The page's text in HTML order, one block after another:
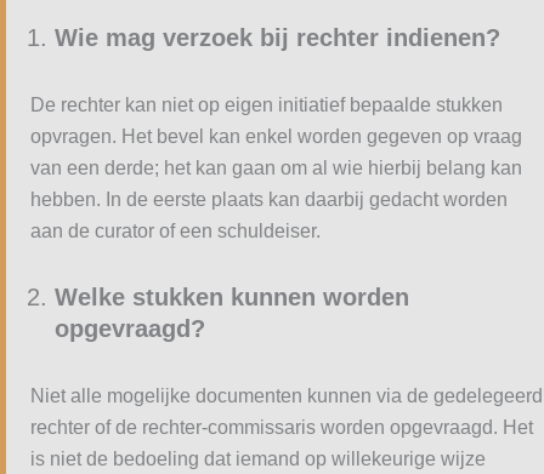
Wie mag verzoek bij rechter indienen?
De rechter kan niet op eigen initiatief bepaalde stukken
opvragen. Het bevel kan enkel worden gegeven op vraag
van een derde; het kan gaan om al wie hierbij belang kan
hebben. In de eerste plaats kan daarbij gedacht worden
aan de curator of een schuldeiser.
Welke stukken kunnen worden
opgevraagd?
Niet alle mogelijke documenten kunnen via de gedelegeerd
rechter of de rechter-commissaris worden opgevraagd. Het
is niet de bedoeling dat iemand op willekeurige wijze